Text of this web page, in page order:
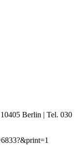
Berlin | Tel. 030